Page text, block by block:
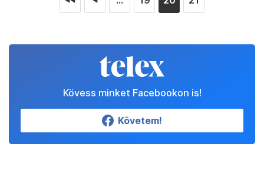
Kövess minket Facebookon is!
Követem!